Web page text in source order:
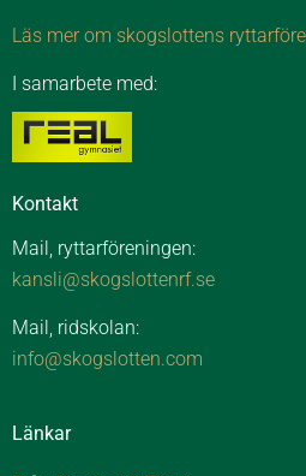
Läs mer om skogslottens
I samarbete med:
Kontakt
Mail, ryttarföreningen:
kansli@skogslottenrf.se
Mail, ridskolan:
info@skogslotten.com
Länkar